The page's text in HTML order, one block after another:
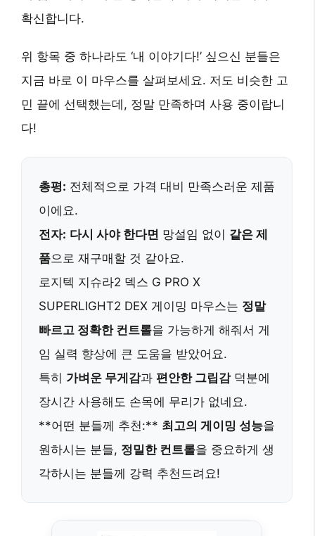
확신합니다.
위 항목 중 하나라도 ‘내 이야기다!’ 싶으신 분들은
지금 바로 이 마우스를 살펴보세요. 저도 비슷한 고
민 끝에 선택했는데, 정말 만족하며 사용 중이랍니
다!
총평: 전체적으로 가격 대비 만족스러운 제품
이에요.
전자: 다시 사야 한다면 망설임 없이 같은 제
품으로 재구매할 것 같아요.
로지텍 지슈라2 덱스 G PRO X
SUPERLIGHT2 DEX 게이밍 마우스는 정말
빠르고 정확한 컨트롤을 가능하게 해줘서 게
임 실력 향상에 큰 도움을 받았어요.
특히 가벼운 무게감과 편안한 그립감덕분에
장시간 사용해도 손목에 무리가 없네요.
**어떤 분들께 추천:** 최고의 게이밍 성능을
원하시는 분들, 정밀한 컨트롤을 중요하게 생
각하시는 분들께 강력 추천드려요!